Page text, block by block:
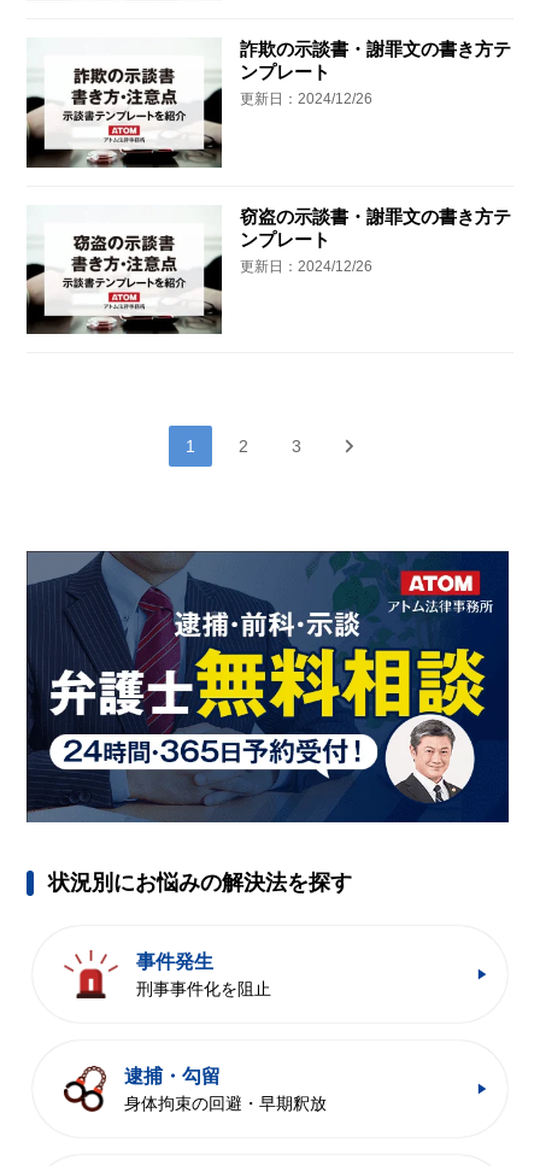
詐欺の示談書・謝罪文の書き方テ
ンプレート
更新日：2024/12/26
窃盗の示談書・謝罪文の書き方テ
ンプレート
更新日：2024/12/26
1 2 3
状況別にお悩みの解決法を探す
事件発生
刑事事件化を阻止
逮捕・勾留
身体拘束の回避・早期釈放